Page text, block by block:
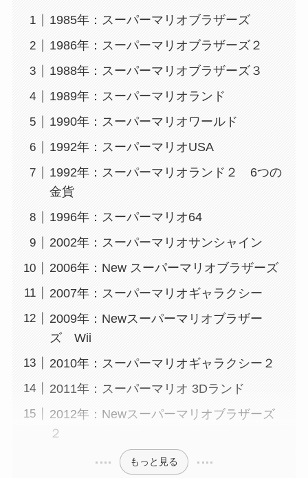
1985年：スーパーマリオブラザーズ
1986年：スーパーマリオブラザーズ２
1988年：スーパーマリオブラザーズ３
1989年：スーパーマリオランド
1990年：スーパーマリオワールド
1992年：スーパーマリオUSA
1992年：スーパーマリオランド２ 6つの
金貨
1996年：スーパーマリオ64
2002年：スーパーマリオサンシャイン
2006年：New スーパーマリオブラザーズ
2007年：スーパーマリオギャラクシー
2009年：Newスーパーマリオブラザー
ズ Wii
2010年：スーパーマリオギャラクシー２
2011年：スーパーマリオ 3Dランド
2012年：Newスーパーマリオブラザーズ
２
もっと見る